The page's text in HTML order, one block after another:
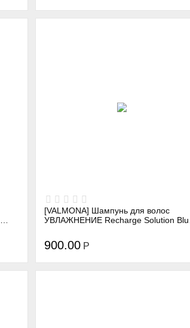
[VALMONA] Шампунь для волос
УВЛАЖНЕНИЕ Recharge Solution Blue
900.00 Р